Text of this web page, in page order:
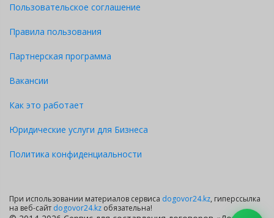
Пользовательское соглашение
Правила пользования
Партнерская программа
Вакансии
Как это работает
Юридические услуги для Бизнеса
Политика конфиденциальности
При использовании материалов сервиса dogovor24.kz, гиперссылка
на веб-сайт dogovor24.kz обязательна!